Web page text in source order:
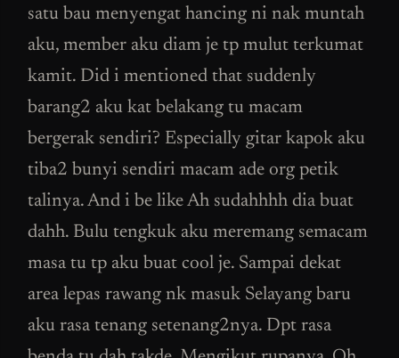
satu bau menyengat hancing ni nak muntah
aku, member aku diam je tp mulut terkumat
kamit. Did i mentioned that suddenly
barang2 aku kat belakang tu macam
bergerak sendiri? Especially gitar kapok aku
tiba2 bunyi sendiri macam ade org petik
talinya. And i be like Ah sudahhhh dia buat
dahh. Bulu tengkuk aku meremang semacam
masa tu tp aku buat cool je. Sampai dekat
area lepas rawang nk masuk Selayang baru
aku rasa tenang setenang2nya. Dpt rasa